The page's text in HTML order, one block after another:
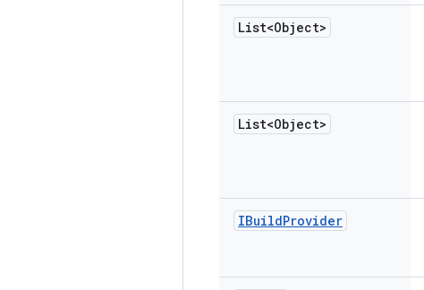
List<Object>
List<Object>
IBuildProvider